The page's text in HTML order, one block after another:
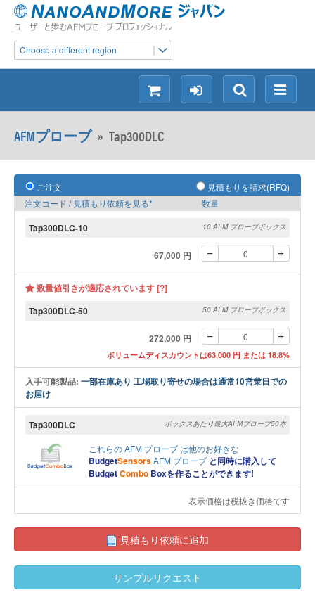
Choose a different region
メ
ニ
検
索
ロ
グ
シ
ョ
ッ
ン
AFMプローブ» Tap300DLC
ご注文
見積もりを請求(RFQ)
注文コード / 見積もり依頼を見る*
数量
Tap300DLC-10 10 AFM プローブボックス
67,000 円
数量値引きが適応されています [?]
Tap300DLC-50
50 AFM プローブボックス
272,000 円
ボリュームディスカウントは63,000 円 または 18.8%
入手可能製品: 一部在庫あり 工場取り寄せの場合は通常10営業日での
お届け
Tap300DLC ボックスあたり最大AFMプローブ50本
これらのAFM プローブは他のお好きな
BudgetSensorsAFM プローブ と同時に購入して
BudgetCombo Boxを作ることができます!
表示価格は税抜き価格です
見積もり依頼に追加
サンプルリクエスト